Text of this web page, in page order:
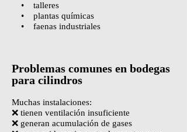
• talleres
• plantas químicas
• faenas industriales
Problemas comunes en bodegas
para cilindros
Muchas instalaciones:
❌ tienen ventilación insuficiente
❌ generan acumulación de gases